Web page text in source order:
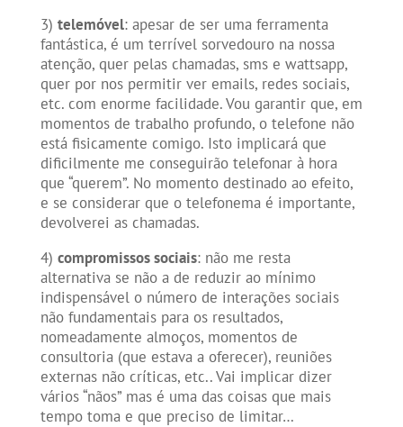
3) telemóvel: apesar de ser uma ferramenta
fantástica, é um terrível sorvedouro na nossa
atenção, quer pelas chamadas, sms e wattsapp,
quer por nos permitir ver emails, redes sociais,
etc. com enorme facilidade. Vou garantir que, em
momentos de trabalho profundo, o telefone não
está fisicamente comigo. Isto implicará que
dificilmente me conseguirão telefonar à hora
que “querem”. No momento destinado ao efeito,
e se considerar que o telefonema é importante,
devolverei as chamadas.
4) compromissos sociais: não me resta
alternativa se não a de reduzir ao mínimo
indispensável o número de interações sociais
não fundamentais para os resultados,
nomeadamente almoços, momentos de
consultoria (que estava a oferecer), reuniões
externas não críticas, etc.. Vai implicar dizer
vários “nãos” mas é uma das coisas que mais
tempo toma e que preciso de limitar…